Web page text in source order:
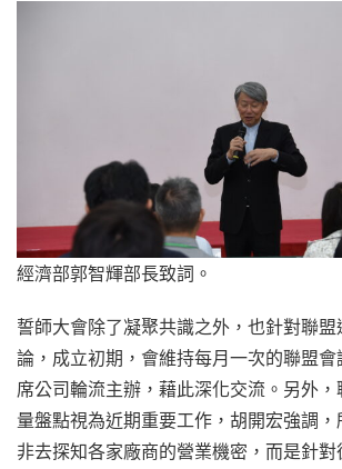
經濟部郭智輝部長致詞。
誓師大會除了凝聚共識之外，也針對聯
論，成立初期，會維持每月一次的聯盟
席公司輪流主辦，藉此深化交流。另外
量盤點視為近期重要工作，胡開宏強調
非去探知各家廠商的營業機密，而是針